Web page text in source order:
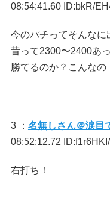
08:54:41.60 ID:bkR/
今のパチってそんなに
昔って2300〜2400あ
勝てるのか？こんなの
3 ： 名無しさん＠涙目
08:52:12.72
右打ち！